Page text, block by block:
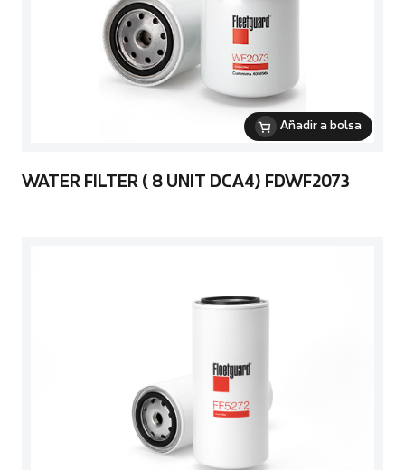
Añadir a bolsa
WATER FILTER ( 8 UNIT DCA4) FDWF2073